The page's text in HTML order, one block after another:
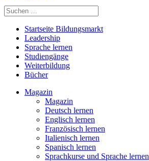
Startseite Bildungsmarkt
Leadership
Sprache lernen
Studiengänge
Weiterbildung
Bücher
Magazin
Magazin
Deutsch lernen
Englisch lernen
Französisch lernen
Italienisch lernen
Spanisch lernen
Sprachkurse und Sprache lernen